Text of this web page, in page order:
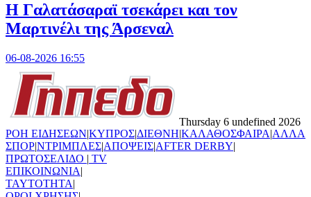
H Γαλατάσαραϊ τσεκάρει και τον
Μαρτινέλι της Άρσεναλ
06-08-2026 16:55
Thursday 6 undefined 2026
ΡΟΗ ΕΙΔΗΣΕΩΝ|ΚΥΠΡΟΣ|ΔΙΕΘΝΗ|ΚΑΛΑΘΟΣΦΑΙΡΑ|ΑΛΛΑ
ΣΠΟΡ|ΝΤΡΙΜΠΛΕΣ|ΑΠΟΨΕΙΣ|AFTER DERBY|
ΠΡΩΤΟΣΕΛΙΔΟ | TV
ΕΠΙΚΟΙΝΩΝΙΑ|
TAYTOTHTA|